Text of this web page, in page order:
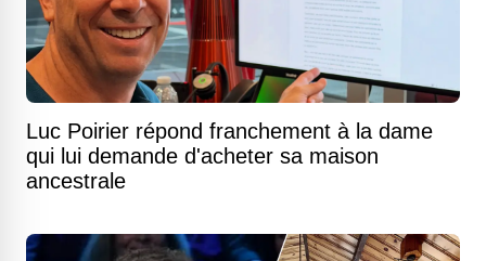
Luc Poirier répond franchement à la dame
qui lui demande d'acheter sa maison
ancestrale